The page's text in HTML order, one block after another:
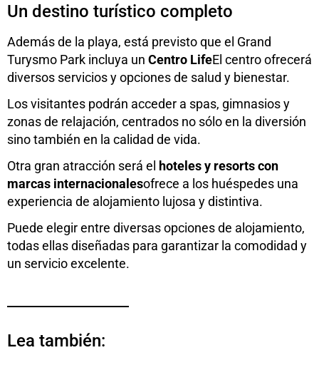
Un destino turístico completo
Además de la playa, está previsto que el Grand
Turysmo Park incluya un Centro LifeEl centro ofrecerá
diversos servicios y opciones de salud y bienestar.
Los visitantes podrán acceder a spas, gimnasios y
zonas de relajación, centrados no sólo en la diversión
sino también en la calidad de vida.
Otra gran atracción será el hoteles y resorts con
marcas internacionalesofrece a los huéspedes una
experiencia de alojamiento lujosa y distintiva.
Puede elegir entre diversas opciones de alojamiento,
todas ellas diseñadas para garantizar la comodidad y
un servicio excelente.
Lea también: